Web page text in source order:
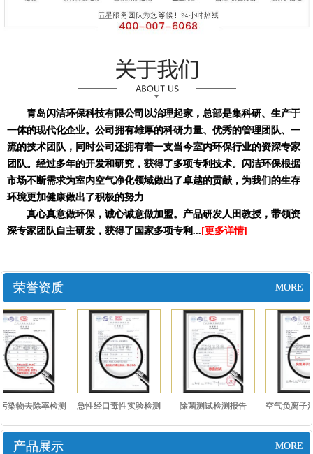
青岛闪洁环保科技有限公司以治理起家，总部是集科研、生产于
一体的现代化企业。公司拥有雄厚的科研力量、优秀的管理团队、一
流的技术团队，同时公司还拥有着一支当今室内环保行业的资深专家
团队。经过多年的开发和研究，获得了多项专利技术。闪洁环保根据
市场不断需求为室内空气净化领域做出了卓越的贡献，为我们的生存
环境更加健康做出了积极的努力
真心真意做环保，诚心诚意做加盟。产品研发人田教授，带领资
深专家团队自主研发，获得了国家多项专利... [更多详情]
荣誉资质 MORE
染物去除率检测
报告..
急性经口毒性实验检测
报告..
除菌测试检测报告 空气负离子
测报
产品展示 MORE